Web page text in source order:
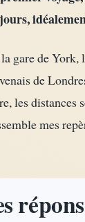
gare de York,
de
les distances
mes